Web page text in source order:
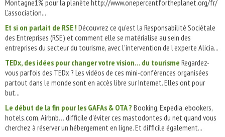
Montagne1% pour la planète http://www.onepercentfortheplanet.org/fr/
L'association...
Et si on parlait de RSE ! Découvrez ce qu'est la Responsabilité Sociétale
des Entreprises (RSE) et comment elle se matérialise au sein des
entreprises du secteur du tourisme, avec l'intervention de l'experte Alicia...
TEDx, des idées pour changer votre vision... du tourisme Regardez-
vous parfois des TEDx ? Les vidéos de ces mini-conférences organisées
partout dans le monde sont en accès libre sur Internet. Elles ont pour
but...
Le début de la fin pour les GAFAs & OTA ? Booking, Expedia, ebookers,
hotels.com, Airbnb… difficile d’éviter ces mastodontes du net quand vous
cherchez à réserver un hébergement en ligne. Et difficile également...